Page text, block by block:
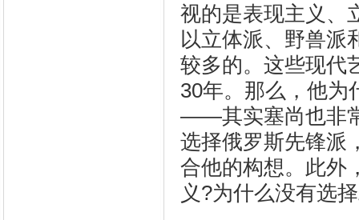
视的是表现主义、
以立体派、野兽派
较多的。这些现代
30年。那么，他为
——其实塞尚也非
选择俄罗斯先锋
合他的构想。此外
义?为什么没有选